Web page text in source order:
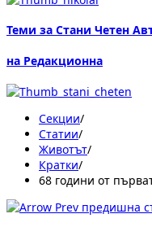
Теми за Стани Четен
на Редакционна
Секции/
Статии/
Животът/
Кратки/
68 години от
предишна